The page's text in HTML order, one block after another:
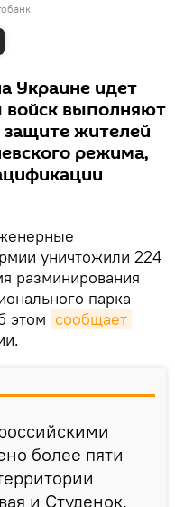
Украине идет
войск выполняют
жителей
режима,
уничтожили 224
разминирования
парка
этом сообщает
более пяти
и Студенок,